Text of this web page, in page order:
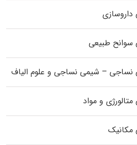
سوانح طبیعی
نساجی – شیمی نساجی و علوم الیاف
و مواد
مکانیک